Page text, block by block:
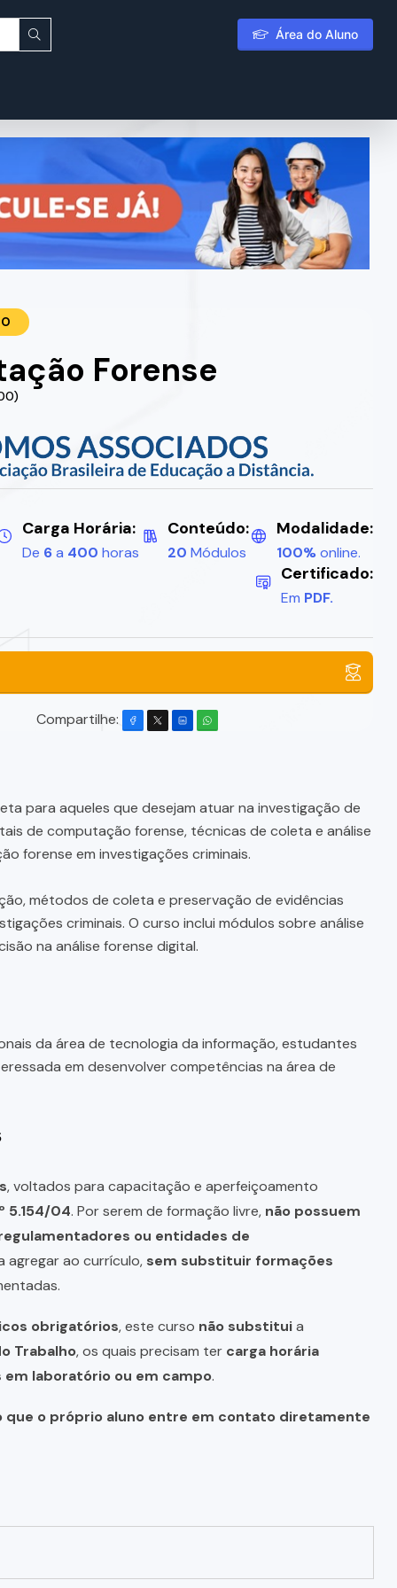
Área do Aluno
Forense
Carga Horária:
De 6a 400 horas
Conteúdo:
20 Módulos
Modalidade:
100%online.
Certificado:
Em PDF.
Compartilhe:
para aqueles que desejam atuar na investigação de
de computação forense, técnicas de coleta e análise
forense em investigações criminais.
métodos de coleta e preservação de evidências
criminais. O curso inclui módulos sobre análise
na análise forense digital.
da área de tecnologia da informação, estudantes
em desenvolver competências na área de
, voltados para capacitação e aperfeiçoamento
5.154/04. Por serem de formação livre, não possuem
ou entidades de
agregar ao currículo, sem substituir formações
obrigatórios, este curso não substituia
Trabalho, os quais precisam ter carga horária
laboratório ou em campo.
que o próprio aluno entre em contato diretamente